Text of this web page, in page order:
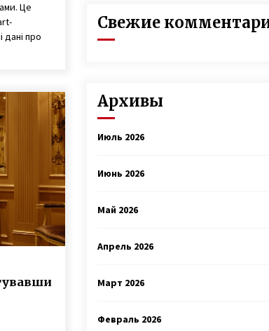
Це
дані про
Свежие
Архивы
Июль 2026
Июнь 2026
Май 2026
Апрель 2026
Март 2026
Февраль 2026